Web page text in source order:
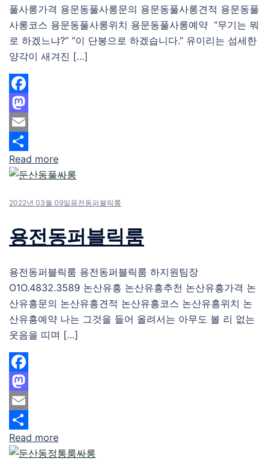
풀사롱가격 용문동풀사롱문의 용문동풀사롱견적 용문동풀
사롱코스 용문동풀사롱위치 용문동풀사롱예약 “무기는 뭐
로 하겠느냐?” “이 단봉으로 하겠습니다.” 유이리는 섬세한
양각이 새겨진 […]
Facebook
Mastodon
Email
Share
Read more
2022년 03월 09일 용전동퍼블릭룸
용전동퍼블릭룸
용전동퍼블릭룸 용전동퍼블릭룸 하지원팀장
O1O.4832.3589 논산유흥 논산유흥추천 논산유흥가격 논
산유흥문의 논산유흥견적 논산유흥코스 논산유흥위치 논
산유흥예약 나는 그것을 들어 올려서는 아무도 볼 리 없는
웃음을 띠며 […]
Facebook
Mastodon
Email
Share
Read more